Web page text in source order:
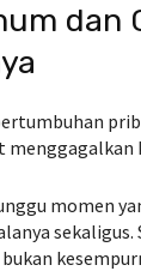
dan
momen
sekaligus.